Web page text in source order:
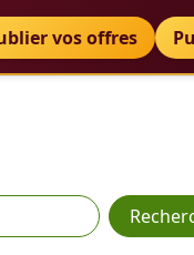
Petites
vos offres